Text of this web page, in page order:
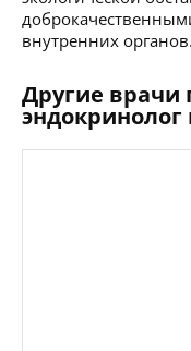
внутренних органов.
Другие врачи